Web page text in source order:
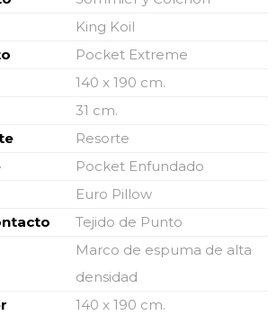
King Koil
Pocket Extreme
140 x 190 cm.
31 cm.
Resorte
Pocket Enfundado
Euro Pillow
Tejido de Punto
Marco de espuma de alta
densidad
140 x 190 cm.